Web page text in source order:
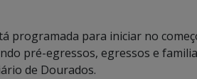
programada para iniciar no
pré-egressos, egressos e
de Dourados.